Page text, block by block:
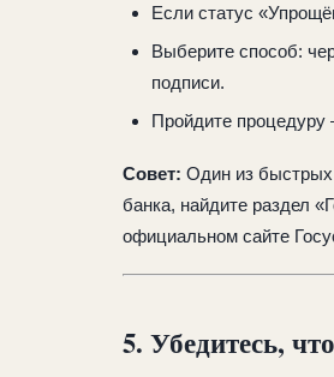
Если статус
Выберите способ:
подписи.
Пройдите процедуру
Совет: Один из быстрых
банка, найдите раздел
официальном сайте
5. Убедитесь,